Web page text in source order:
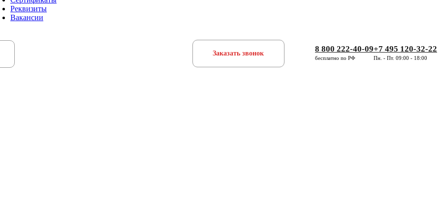
Реквизиты
Вакансии
Заказать звонок 8 800 222-40-09
бесплатно по РФ
+7 495 120-32-22
Пн. - Пт. 09:00 - 18:00